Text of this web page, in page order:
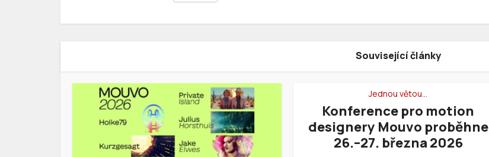
Související články
Jednou větou…
Konference pro motion
designery Mouvo proběhne
26.–27. března 2026